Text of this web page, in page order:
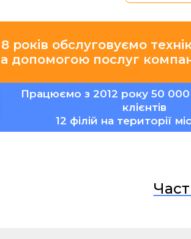
років обслуговуємо
за допомогою послуг
Працюємо з 2012 року 50
клієнтів
12 філій на території